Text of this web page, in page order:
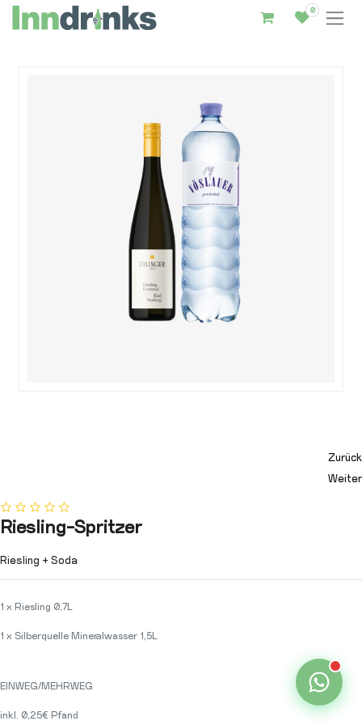
0
Zurück
Weiter
Riesling-Spritzer
Riesling + Soda
1 x Riesling 0,7L
1 x Silberquelle Mineralwasser 1,5L
EINWEG/MEHRWEG
inkl. 0,25€ Pfand